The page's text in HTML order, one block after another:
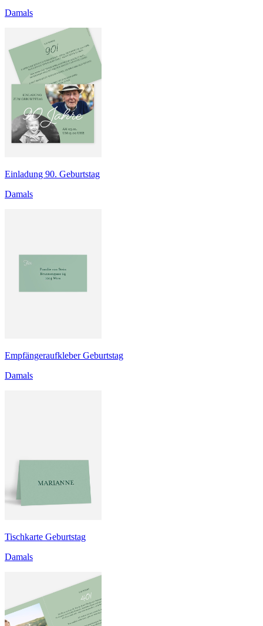
Damals
Einladung 90. Geburtstag
Damals
Empfängeraufkleber Geburtstag
Damals
Tischkarte Geburtstag
Damals